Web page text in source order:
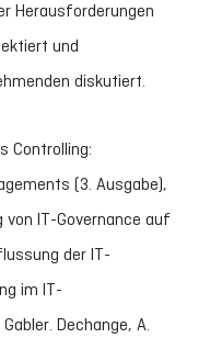
Herausforderungen
und
diskutiert.
Controlling:
(3. Ausgabe),
von IT-Governance auf
der IT-
im IT-
Dechange, A.